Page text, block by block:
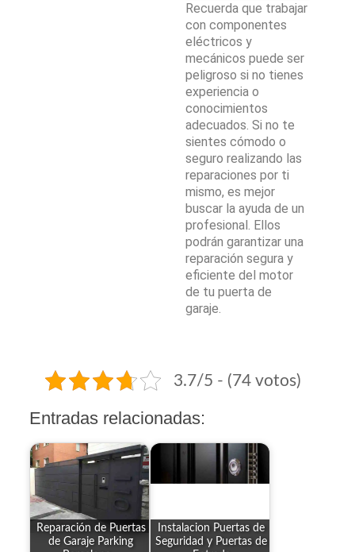
Recuerda que trabajar
con componentes
eléctricos y
mecánicos puede ser
peligroso si no tienes
experiencia o
conocimientos
adecuados. Si no te
sientes cómodo o
seguro realizando las
reparaciones por ti
mismo, es mejor
buscar la ayuda de un
profesional. Ellos
podrán garantizar una
reparación segura y
eficiente del motor
de tu puerta de
garaje.
3.7/5 - (74 votos)
Entradas relacionadas:
Reparación de Puertas
de Garaje Parking
Instalacion Puertas de
Seguridad y Puertas de